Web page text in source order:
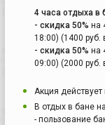
4 часа отдыха в
- скидка 50% на
18:00) (1400 руб.
- скидка 50% на
09:00) (2000 руб.
Акция
В отдых в бане
- пользование